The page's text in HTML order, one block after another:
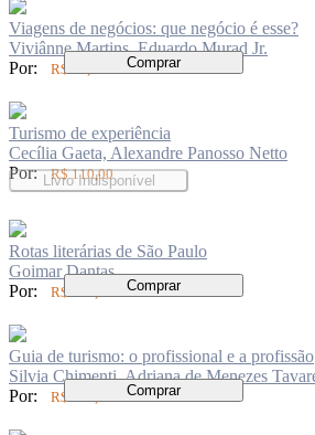
Viagens de negócios: que negócio é esse?
Viviânne Martins, Eduardo Murad Jr.
Por:
R$ 49,00 Comprar
Turismo de experiência
Cecília Gaeta, Alexandre Panosso Netto
Por:
R$ 110,00
Livro Indisponível
Rotas literárias de São Paulo
Goimar Dantas
Por:
R$ 148,00 Comprar
Guia de turismo: o profissional e a profissão
Silvia Chimenti, Adriana de Menezes
Por:
R$ 149,00 Comprar